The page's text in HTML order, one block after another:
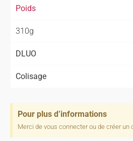
Poids
310g
DLUO
Colisage
Pour plus d’informations
Merci de vous connecter ou de créer un